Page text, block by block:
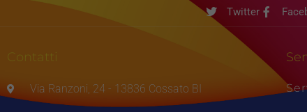
Twitter
Contatti
Via Ranzoni, 24 - 13836 Cossato BI